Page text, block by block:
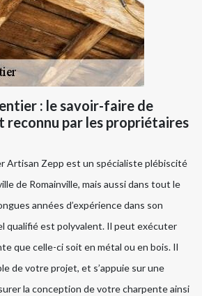
: le savoir-faire de
reconnu par les propriétaires
Artisan Zepp est un spécialiste plébiscité
de Romainville, mais aussi dans tout le
années d’expérience dans son
qualifié est polyvalent. Il peut exécuter
que celle-ci soit en métal ou en bois. Il
de votre projet, et s’appuie sur une
la conception de votre charpente ainsi